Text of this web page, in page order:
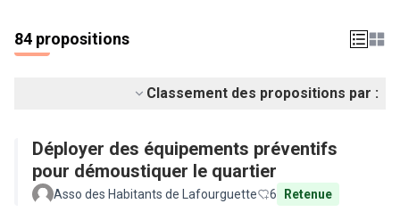
84 propositions
Classement des propositions par :
Déployer des équipements préventifs
pour démoustiquer le quartier
Asso des Habitants de Lafourguette 6 Retenue